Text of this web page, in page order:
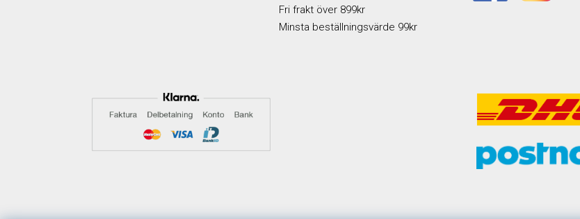
Fri frakt över 899kr
Minsta beställningsvärde 99kr